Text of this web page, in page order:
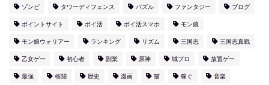
ゾンビ タワーディフェンス パズル ファンタジー ブログ
ポイントサイト ポイ活 ポイ活スマホ モン娘
モン娘ウォリアー ランキング リズム 三国志 三国志真戦
乙女ゲー 初心者 副業 原神 城プロ 放置ゲー
最強 格闘 歴史 漫画 猫 稼ぐ 音楽